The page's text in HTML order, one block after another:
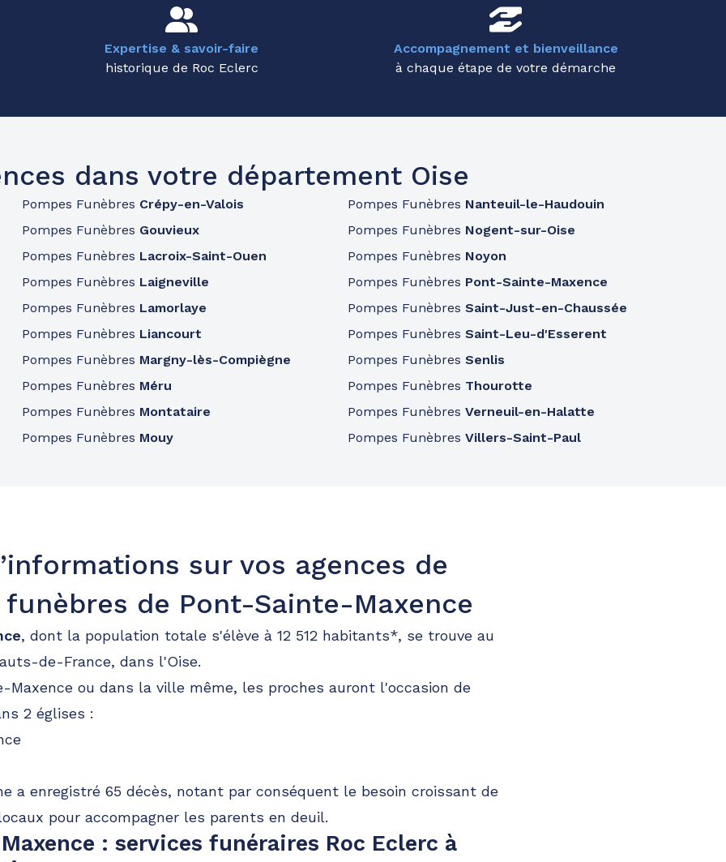
41.1km
45.7km
Expertise & savoir-faire
historique de Roc Eclerc
Accompagnement et bienveillance
à chaque étape de votre démarche
dans votre département Oise
Pompes Funèbres Crépy-en-Valois
Pompes Funèbres Gouvieux
Pompes Funèbres Lacroix-Saint-Ouen
Pompes Funèbres Laigneville
Pompes Funèbres Lamorlaye
Pompes Funèbres Liancourt
Pompes Funèbres Margny-lès-Compiègne
Pompes Funèbres Méru
Pompes Funèbres Montataire
Pompes Funèbres Mouy
Pompes Funèbres Nanteuil-le-Haudouin
Pompes Funèbres Nogent-sur-Oise
Pompes Funèbres Noyon
Pompes Funèbres Pont-Sainte-Maxence
Pompes FunèbresSaint-Just-en-Chaussée
Pompes FunèbresSaint-Leu-d'Esserent
Pompes FunèbresSenlis
Pompes Funèbres Thourotte
Pompes FunèbresVerneuil-en-Halatte
Pompes FunèbresVillers-Saint-Paul
sur vos agences de
funèbres de Pont-Sainte-Maxence
, dont la population totale s'élève à 12 512 habitants*, se trouve au
de-France, dans l'Oise.
Maxence ou dans la ville même, les proches auront l'occasion de
2 églises :
a enregistré 65 décès, notant par conséquent le besoin croissant de
pour accompagner les parents en deuil.
: services funéraires Roc Eclerc à